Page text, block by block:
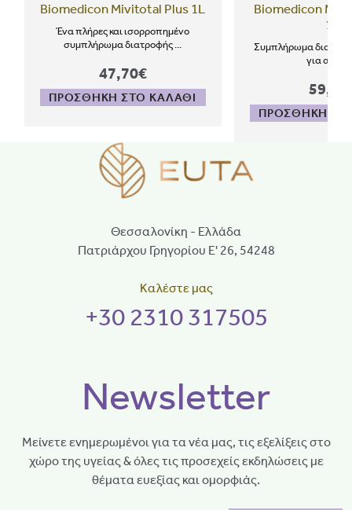
Biomedicon Mivitotal Plus 1L
Ένα πλήρες και ισορροπημένο
συμπλήρωμα διατροφής ...
47,70€
ΠΡΟΣΘΗΚΗ ΣΤΟ ΚΑΛΑΘΙ
Biomedicon
1L
Συμπλήρωμα
για
ΠΡΟΣΘΗΚΗ
Θεσσαλονίκη - Ελλάδα
Πατριάρχου Γρηγορίου Ε' 26, 54248
Καλέστε μας
+30 2310 317505
Newsletter
Μείνετε ενημερωμένοι για τα νέα μας, τις εξελίξεις στο
χώρο της υγείας & όλες τις προσεχείς εκδηλώσεις με
θέματα ευεξίας και ομορφιάς.